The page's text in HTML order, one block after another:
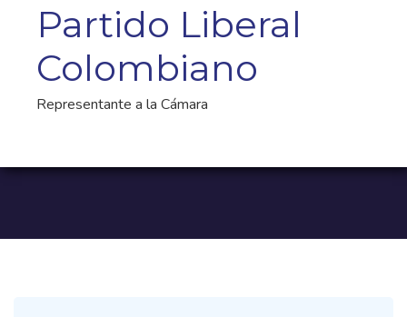
Partido Liberal
Colombiano
Representante a la Cámara